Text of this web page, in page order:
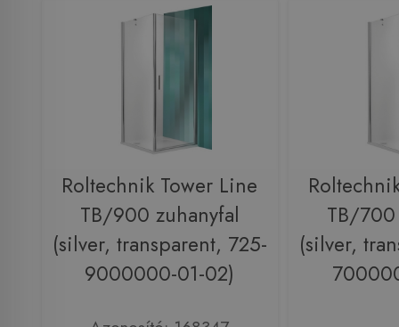
Roltechnik Tower Line
TB/900 zuhanyfal
(silver, transparent, 725-
9000000-01-02)
TB/
(silver,